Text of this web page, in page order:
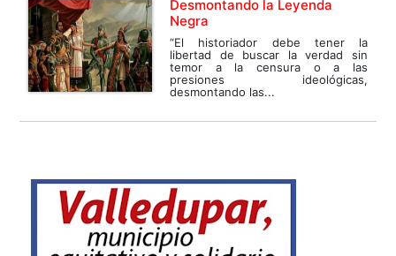
Desmontando la Leyenda
Negra
“El historiador debe tener la
libertad de buscar la verdad sin
temor a la censura o a las
presiones ideológicas,
desmontando las...